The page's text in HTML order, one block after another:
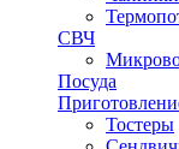
СВЧ
Посуда
Тостеры